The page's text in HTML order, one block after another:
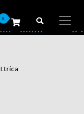
0